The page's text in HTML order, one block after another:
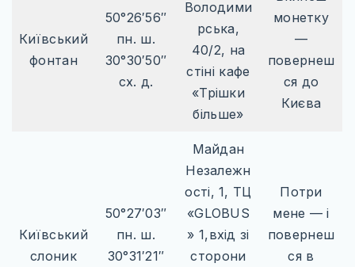
Київський
фонтан
50°26′56″
пн. ш.
30°30′50″
сх. д.
Володими
рська,
40/2, на
стіні кафе
«Трішки
більше»
монетку
—
повернеш
ся до
Києва
Київський
слоник
50°27′03″
пн. ш.
30°31′21″
Майдан
Незалежн
ості, 1, ТЦ
«GLOBUS
» 1,вхід зі
сторони
Потри
мене — і
повернеш
ся в